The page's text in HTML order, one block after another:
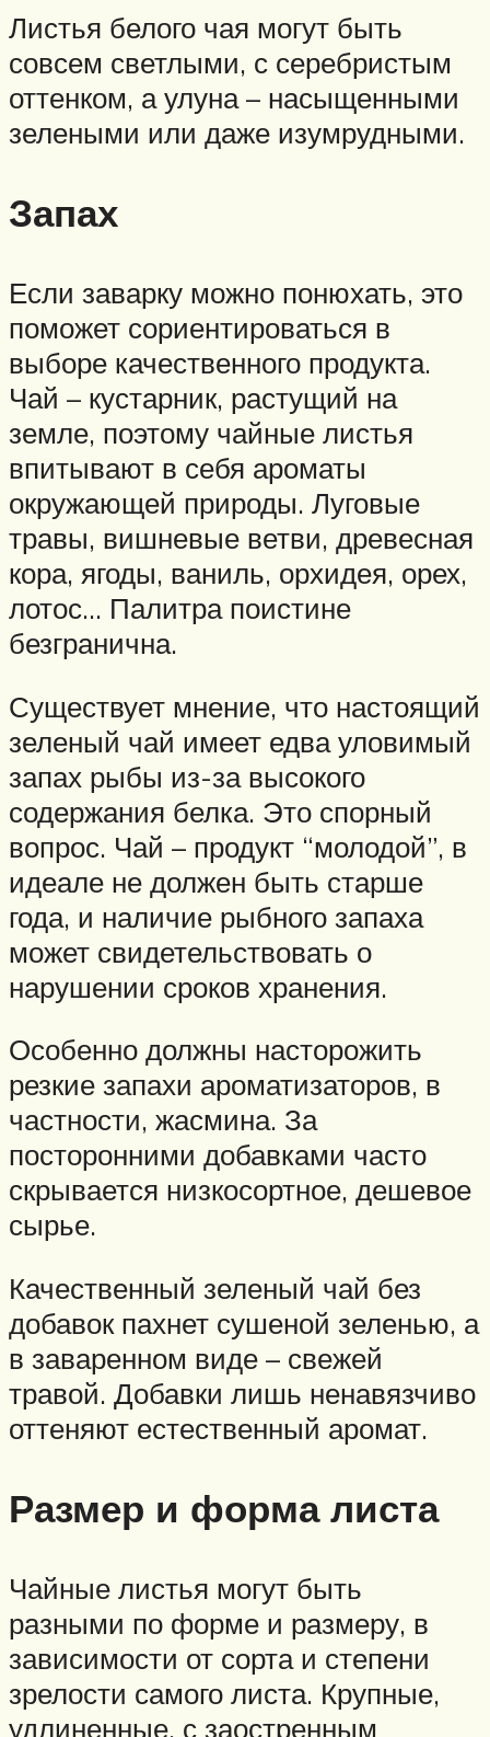
Листья белого чая могут быть
совсем светлыми, с серебристым
оттенком, а улуна – насыщенными
зелеными или даже изумрудными.
Запах
Если заварку можно понюхать, это
поможет сориентироваться в
выборе качественного продукта.
Чай – кустарник, растущий на
земле, поэтому чайные листья
впитывают в себя ароматы
окружающей природы. Луговые
травы, вишневые ветви, древесная
кора, ягоды, ваниль, орхидея, орех,
лотос… Палитра поистине
безгранична.
Существует мнение, что настоящий
зеленый чай имеет едва уловимый
запах рыбы из-за высокого
содержания белка. Это спорный
вопрос. Чай – продукт “молодой”, в
идеале не должен быть старше
года, и наличие рыбного запаха
может свидетельствовать о
нарушении сроков хранения.
Особенно должны насторожить
резкие запахи ароматизаторов, в
частности, жасмина. За
посторонними добавками часто
скрывается низкосортное, дешевое
сырье.
Качественный зеленый чай без
добавок пахнет сушеной зеленью, а
в заваренном виде – свежей
травой. Добавки лишь ненавязчиво
оттеняют естественный аромат.
Размер и форма листа
Чайные листья могут быть
разными по форме и размеру, в
зависимости от сорта и степени
зрелости самого листа. Крупные,
удлиненные, с заостренным